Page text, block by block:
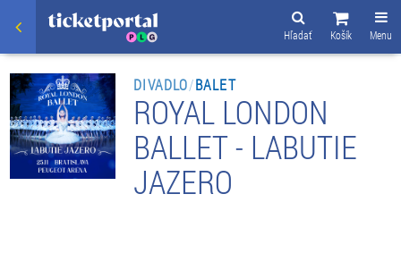
Menu
Košík
Hľadať
DIVADLO/BALET
ROYAL LONDON
BALLET - LABUTIE
JAZERO